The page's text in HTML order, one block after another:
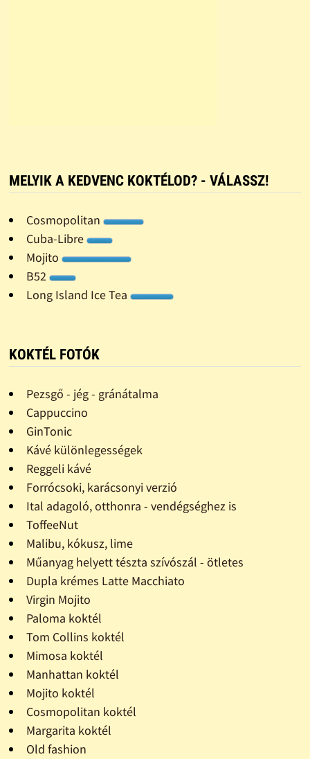
MELYIK A KEDVENC KOKTÉLOD? - VÁLASSZ!
Cosmopolitan
Cuba-Libre
Mojito
B52
Long Island Ice Tea
KOKTÉL FOTÓK
Pezsgő - jég - gránátalma
Cappuccino
GinTonic
Kávé különlegességek
Reggeli kávé
Forrócsoki, karácsonyi verzió
Ital adagoló, otthonra - vendégséghez is
ToffeeNut
Malibu, kókusz, lime
Műanyag helyett tészta szívószál - ötletes
Dupla krémes Latte Macchiato
Virgin Mojito
Paloma koktél
Tom Collins koktél
Mimosa koktél
Manhattan koktél
Mojito koktél
Cosmopolitan koktél
Margarita koktél
Old fashion